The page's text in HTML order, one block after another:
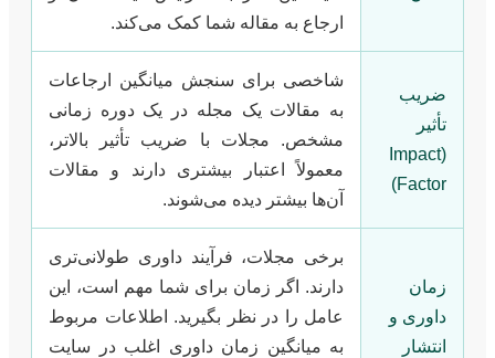
ارجاع به مقاله شما کمک می‌کند.
ضریب
تأثیر
(Impact
Factor)
شاخصی برای سنجش میانگین ارجاعات
به مقالات یک مجله در یک دوره زمانی
مشخص. مجلات با ضریب تأثیر بالاتر،
معمولاً اعتبار بیشتری دارند و مقالات
آن‌ها بیشتر دیده می‌شوند.
زمان
داوری و
انتشار
برخی مجلات، فرآیند داوری طولانی‌تری
دارند. اگر زمان برای شما مهم است، این
عامل را در نظر بگیرید. اطلاعات مربوط
به میانگین زمان داوری اغلب در سایت